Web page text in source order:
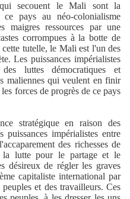
qui secouent le Mali sont la
pays au néo-colonialisme
maigres ressources par une
corrompues à la botte de
tutelle, le Mali est l'un des
Les puissances impérialistes
luttes démocratiques et
maliennes qui veulent en finir
forces de progrès de ce pays
stratégique en raison des
puissances impérialistes entre
des richesses de
la lutte pour le partage et le
désireux de régler les graves
capitaliste international par
et des travailleurs. Ces